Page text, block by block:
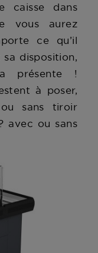
caisse dans
vous aurez
ce qu’il
disposition,
présente !
à poser,
sans tiroir
avec ou sans